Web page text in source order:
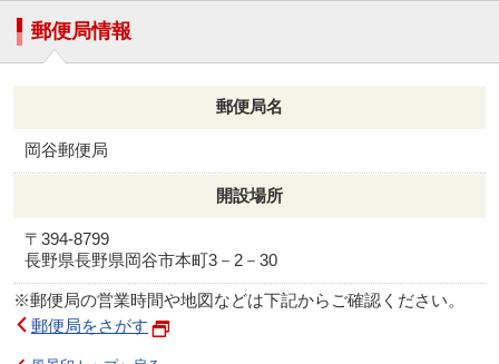
郵便局情報
郵便局名
岡谷郵便局
開設場所
〒394-8799
長野県長野県岡谷市本町3－2－30
※郵便局の営業時間や地図などは下記からご確認ください。
郵便局をさがす